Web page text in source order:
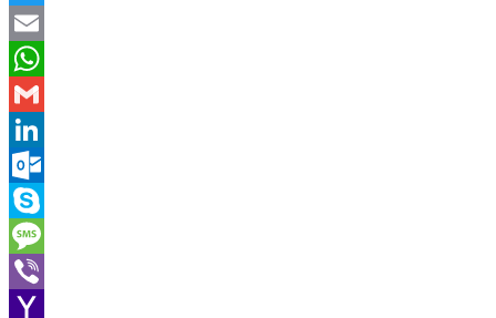
Twitter
Email
WhatsApp
Gmail
LinkedIn
Outlook.com
Skype
Message
Viber